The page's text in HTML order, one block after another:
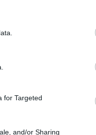
for Targeted
and/or Sharing
ejemplo, el
alcanzando
crecimiento